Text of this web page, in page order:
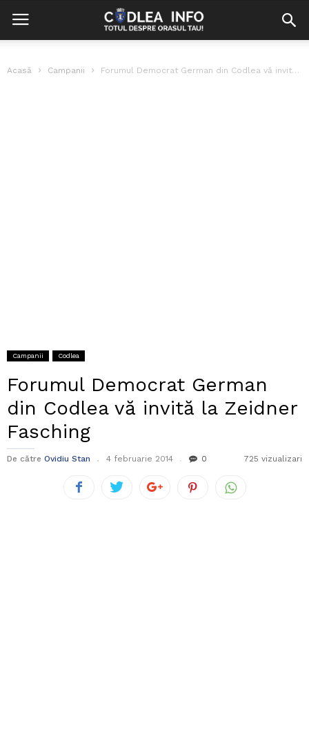
Acasă Campanii Forumul Democrat German din Codlea vă invită la Zeidner Fasching
Campanii Codlea
Forumul Democrat German
din Codlea vă invită la Zeidner
Fasching
De către Ovidiu Stan 4 februarie 2014 0 725 vizualizari